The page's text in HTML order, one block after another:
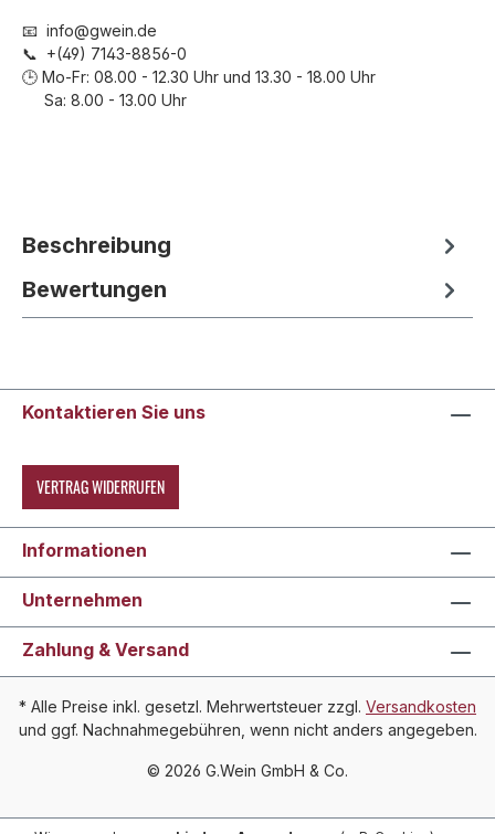
📧 info@gwein.de
📞 +(49) 7143-8856-0
🕒 Mo-Fr: 08.00 - 12.30 Uhr und 13.30 - 18.00 Uhr
Sa: 8.00 - 13.00 Uhr
Beschreibung
Bewertungen
Kontaktieren Sie uns
VERTRAG WIDERRUFEN
Informationen
Unternehmen
Zahlung & Versand
* Alle Preise inkl. gesetzl. Mehrwertsteuer zzgl. Versandkosten
und ggf. Nachnahmegebühren, wenn nicht anders angegeben.
© 2026 G.Wein GmbH & Co.